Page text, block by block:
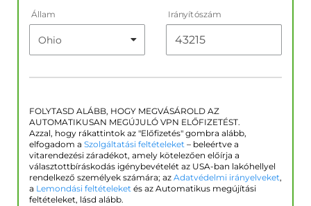
Állam Irányítószám
FOLYTASD ALÁBB, HOGY MEGVÁSÁROLD AZ
AUTOMATIKUSAN MEGÚJULÓ VPN ELŐFIZETÉST.
Azzal, hogy rákattintok az "Előfizetés" gombra alább,
elfogadom a Szolgáltatási feltételeket – beleértve a
vitarendezési záradékot, amely kötelezően előírja a
választottbíráskodás igénybevételét az USA-ban lakóhellyel
rendelkező személyek számára; az Adatvédelmi irányelveket,
a Lemondási feltételeket és az Automatikus megújítási
feltételeket, lásd alább.